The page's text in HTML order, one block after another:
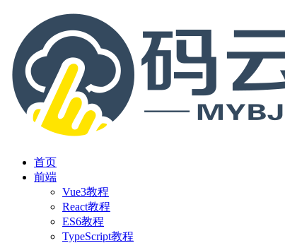
首页
前端
Vue3教程
React教程
ES6教程
TypeScript教程